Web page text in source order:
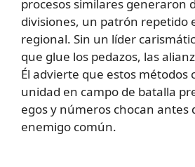
procesos similares generaron
divisiones, un patrón repetido
regional. Sin un líder
que glue los pedazos, las
Él advierte que estos métodos
unidad en campo de batalla
egos y números chocan antes
enemigo común.